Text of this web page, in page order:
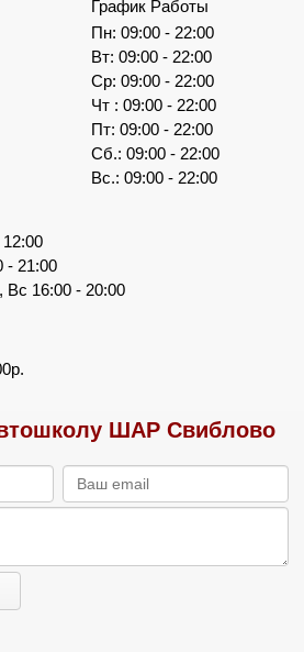
График Работы
Пн: 09:00 - 22:00
Вт: 09:00 - 22:00
Ср: 09:00 - 22:00
Чт : 09:00 - 22:00
Пт: 09:00 - 22:00
Сб.: 09:00 - 22:00
Вс.: 09:00 - 22:00
- 21:00
16:00 - 20:00
ШАР Свиблово